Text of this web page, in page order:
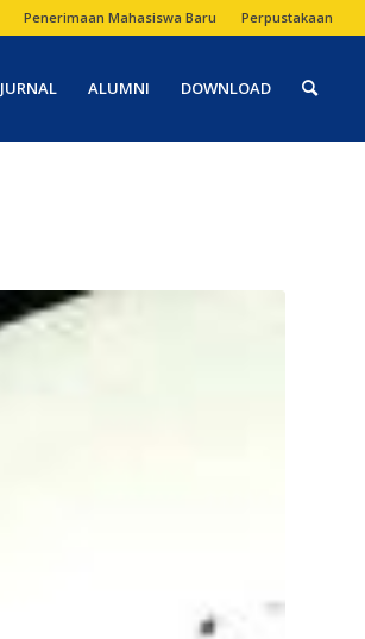
Penerimaan Mahasiswa Baru Perpustakaan
JURNAL ALUMNI DOWNLOAD